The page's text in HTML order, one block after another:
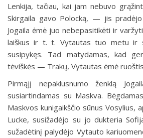
Lenkija, tačiau, kai jam nebuvo
Skirgaila gavo Polocką, — jis pradėjo
Jogaila ėmė juo nebepasitikėti ir
laiškus ir t. t. Vytautas tuo metu ir
susipykęs. Tad matydamas, kad
tėviškės — Trakų, Vytautas ėmė
Pirmąjį nepaklusnumo ženklą
susiartindamas su Maskva.
Maskvos kunigaikščio sūnus Vosylius,
Lucke, susižadėjo su jo dukteria
sužadėtinį palydėjo Vytauto